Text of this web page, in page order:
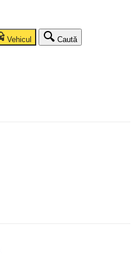
Vehicul Caută